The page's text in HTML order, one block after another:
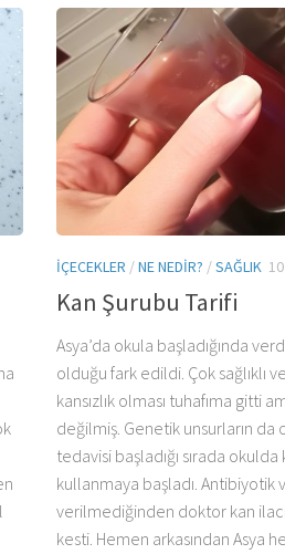
IÇECEKLER /NE NEDIR? /SAĞLIK
Kan Şurubu Tarifi
Asya’da okula başladığında
olduğu fark edildi. Çok sağlıklı
kansızlık olması tuhafıma gitti
değilmiş. Genetik unsurların da
tedavisi başladığı sırada
kullanmaya başladı. Antibiyotik
verilmediğinden doktor kan
kesti. Hemen arkasından Asya